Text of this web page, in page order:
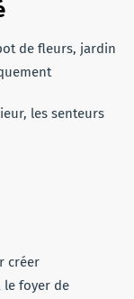
les senteurs
créer
le foyer de